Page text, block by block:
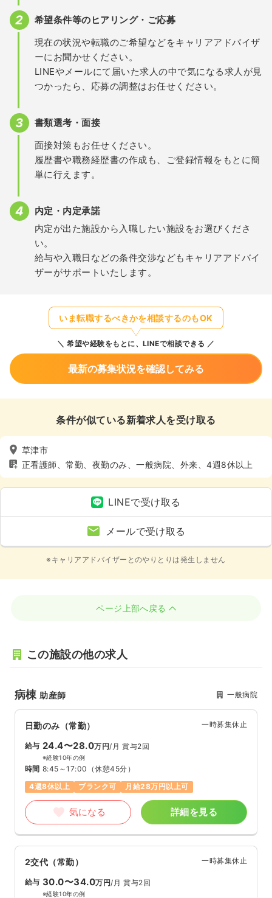
希望条件等のヒアリング・ご応募
現在の状況や転職のご希望などをキャリアアドバイザ
ーにお聞かせください。
LINEやメールにて届いた求人の中で気になる求人が見
つかったら、応募の調整はお任せください。
書類選考・面接
面接対策もお任せください。
履歴書や職務経歴書の作成も、ご登録情報をもとに簡
単に行えます。
内定・内定承諾
内定が出た施設から入職したい施設をお選びくださ
い。
給与や入職日などの条件交渉などもキャリアアドバイ
ザーがサポートいたします。
いま転職するべきかを相談するのもOK
希望や経験をもとに、LINEで相談できる
最新の募集状況を確認してみる
条件が似ている新着求人を受け取る
草津市
正看護師、常勤、夜勤のみ、一般病院、外来、4週8休以上
LINEで受け取る
メールで受け取る
※キャリアアドバイザーとのやりとりは発生しません
ページ上部へ戻る
この施設の他の求人
病棟助産師 一般病院
日勤のみ（常勤） 一時募集休止
給与 24.4〜28.0万円/月 賞与2回
※経験10年の例
時間 8:45～17:00 （休憩45分）
4週8休以上
ブランク可 月給28万円以上可
気になる 詳細を見る
2交代（常勤） 一時募集休止
給与 30.0〜34.0万円/月 賞与2回
※経験10年の例